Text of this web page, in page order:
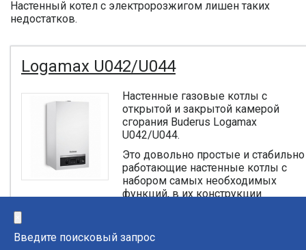
Введите поисковый запрос
Настенный котел с электророзжигом лишен таких
недостатков.
Logamax U042/U044
Настенные газовые котлы с
открытой и закрытой камерой
сгорания Buderus Logamax
U042/U044.
Это довольно простые и стабильно
работающие настенные котлы с
набором самых необходимых
функций, в их конструкции
Диапазон мощности котлов 7-24 кВт.